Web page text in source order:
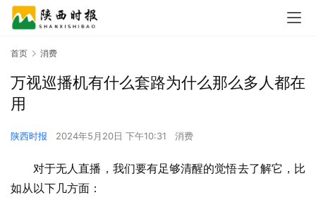
首页 消费
万视巡播机有什么套路为什么那么多人都在
用
陕西时报 2024年5月20日 下午10:31 消费
对于无人直播，我们要有足够清醒的觉悟去了解它，比
如从以下几方面：